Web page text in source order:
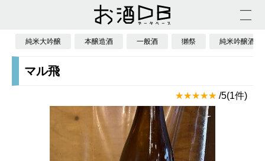
純米大吟醸 本醸造酒 一般酒 獺祭 純米吟醸酒
マル飛
/5(1件)